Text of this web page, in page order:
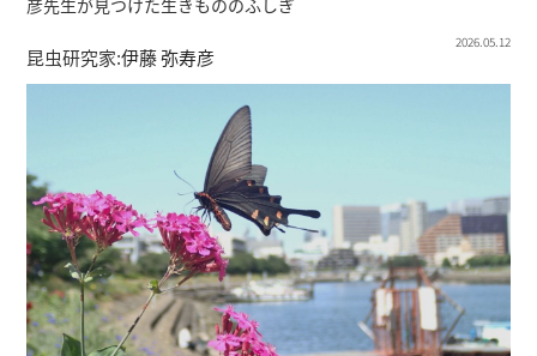
彦先生が見つけた生きもののふしぎ
2026.05.12
昆虫研究家:伊藤 弥寿彦